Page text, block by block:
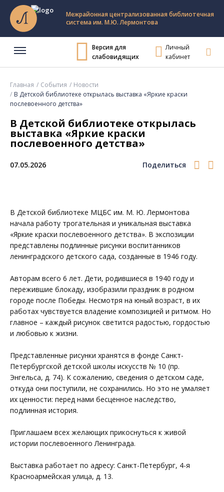
Межрайонная централизованная библиотечная
система им. М.Ю. Лермонтова
Версия для
слабовидящих
Личный
кабинет
Главная События
Новости
В Детской библиотеке открылась выставка «Яркие краски
послевоенного детства»
В Детской библиотеке открылась
выставка «Яркие краски
послевоенного детства»
07.05.2026 Поделиться
В Детской библиотеке МЦБС им. М. Ю. Лермонтова
начала работу трогательная и уникальная выставка
«Яркие краски послевоенного детства». В экспозиции
представлены подлинные рисунки воспитанников
ленинградского детского сада, созданные в 1946 году.
Авторам всего 6 лет. Дети, родившиеся в 1940 году и
пережившие блокаду, изобразили праздник в родном
городе после Победы. Несмотря на юный возраст, в их
работах чувствуется владение композицией и ритмом. Но
главное – каждый рисунок светится радостью, гордостью
и любовью к жизни.
Представленные рисунки хранятся в фонде Санкт-
Петербургской детской школы искусств № 10 (пр.
Энгельса, д. 74). К сожалению, сведения о детском саде,
откуда они поступили, не сохранились. Но это не умаляет
их ценности: перед нами бесценное наследство,
подлинная история.
Приглашаем всех желающих прикоснуться к живой
истории послевоенного Ленинграда.
Выставка работает по адресу: Санкт-Петербург, 4-я
Красноармейская улица, д. 13.